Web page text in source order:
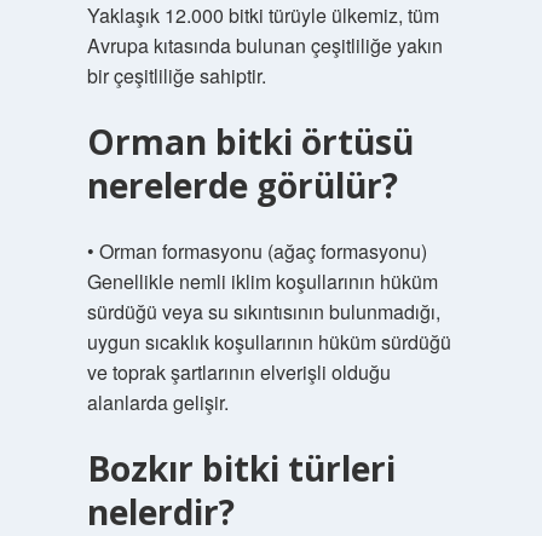
Yaklaşık 12.000 bitki türüyle ülkemiz, tüm
Avrupa kıtasında bulunan çeşitliliğe yakın
bir çeşitliliğe sahiptir.
Orman bitki örtüsü
nerelerde görülür?
• Orman formasyonu (ağaç formasyonu)
Genellikle nemli iklim koşullarının hüküm
sürdüğü veya su sıkıntısının bulunmadığı,
uygun sıcaklık koşullarının hüküm sürdüğü
ve toprak şartlarının elverişli olduğu
alanlarda gelişir.
Bozkır bitki türleri
nelerdir?